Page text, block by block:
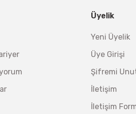
Stoper Kaplin Hava Hortum Erkek
TL Üyelik
Yeni Üyelik
Üye Girişi
Şifremi
İletişim
İletişim